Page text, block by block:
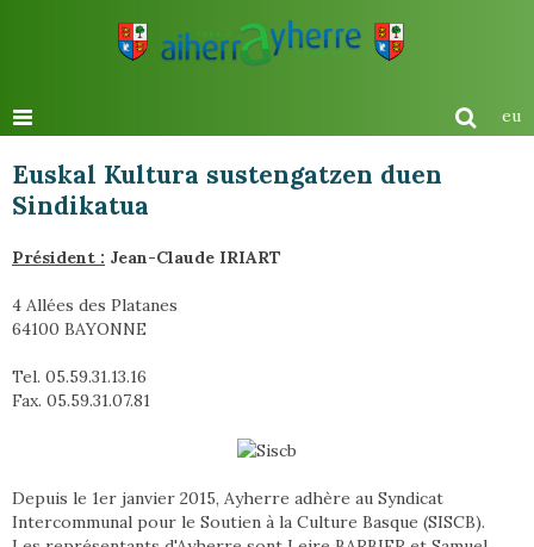
eu
Euskal Kultura sustengatzen duen
Sindikatua
Président : Jean-Claude IRIART
4 Allées des Platanes
64100 BAYONNE
Tel. 05.59.31.13.16
Fax. 05.59.31.07.81
Depuis le 1er janvier 2015, Ayherre adhère au Syndicat
Intercommunal pour le Soutien à la Culture Basque (SISCB).